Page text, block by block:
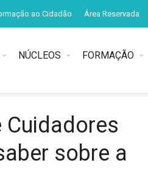
ao Cidadão Área Reservada
NÚCLEOS FORMAÇÃO
Cuidadores
sobre a